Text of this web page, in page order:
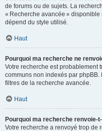
de forums ou de sujets. La
« Recherche avancée » disponible
dépend du style utilisé.
Haut
Pourquoi ma recherche ne
Votre recherche est probablement
communs non indexés par phpBB.
filtres de la recherche avancée.
Haut
Pourquoi ma recherche renvoie-
Votre recherche a renvoyé trop de